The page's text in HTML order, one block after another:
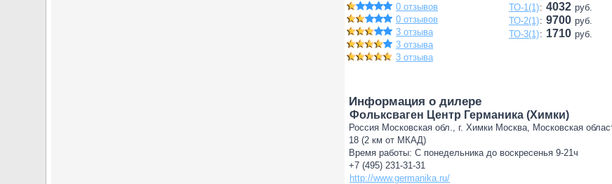
0 отзывов
0 отзывов
3 отзыва
3 отзыва
3 отзыва
ТО-1(1): 4032 руб.
ТО-2(1): 9700 руб.
ТО-3(1): 1710 руб.
Информация о дилере
Фольксваген Центр Германика (Химки)
Россия Московская обл., г. Химки Москва, Московская
18 (2 км от МКАД)
Время работы: С понедельника до воскресенья 9-21ч
+7 (495) 231-31-31
http://www.germanika.ru/